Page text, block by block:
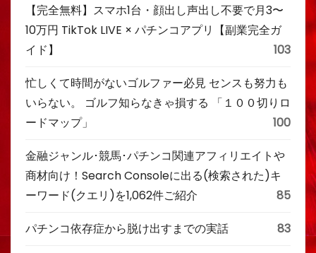
【完全無料】スマホ1台・顔出し声出し不要で月3〜
10万円 TikTok LIVE × パチンコアプリ【副業完全ガ
イド】
103
忙しくて時間がないゴルファー必見 センスも努力も
いらない。 ゴルフ知らなきゃ損する 「１００切りロ
ードマップ」
100
金融ジャンル･競馬･パチンコ関連アフィリエイトや
商材向け！Search Consoleに出る(検索された)キ
ーワード(クエリ)を1,062件ご紹介
85
パチンコ依存症から脱け出すまでの実話 83